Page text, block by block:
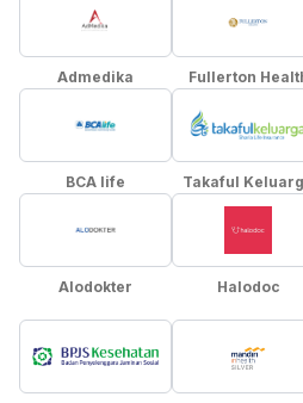
Admedika Fullerton
BCA life Takaful
Alodokter Halodoc